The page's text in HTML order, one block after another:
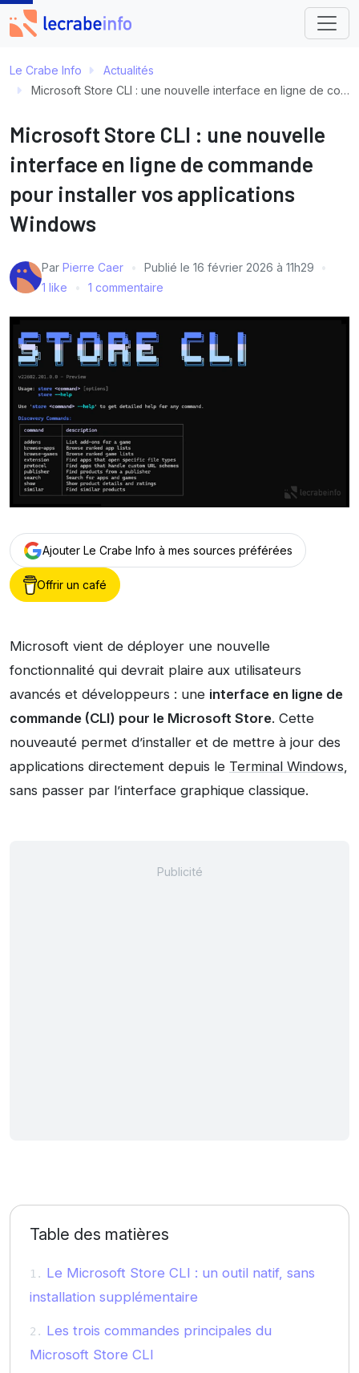
Le Crabe Info
Actualités
Microsoft Store CLI : une nouvelle interface en ligne de commande pour installer vos applications Windows
Microsoft Store CLI : une nouvelle
interface en ligne de commande
pour installer vos applications
Windows
Par Pierre Caer Publié le 16 février 2026 à 11h29
1 like
1 commentaire
Ajouter Le Crabe Info à mes sources préférées
Offrir un café
Microsoft vient de déployer une nouvelle
fonctionnalité qui devrait plaire aux utilisateurs
avancés et développeurs : une interface en ligne de
commande (CLI) pour le Microsoft Store. Cette
nouveauté permet d’installer et de mettre à jour des
applications directement depuis le Terminal Windows,
sans passer par l’interface graphique classique.
Table des matières
Le Microsoft Store CLI : un outil natif, sans
installation supplémentaire
Les trois commandes principales du
Microsoft Store CLI